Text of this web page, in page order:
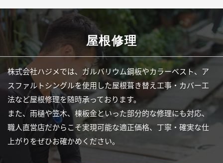
屋根修理
株式会社ハジメでは、ガルバリウム鋼板やカラーベスト、ア
スファルトシングルを使用した屋根葺き替え工事・カバー工
法など屋根修理を随時承っております。
また、雨樋や笠木、棟板金といった部分的な修理にも対応、
職人直営店だからこそ実現可能な適正価格、丁寧・確実な仕
上がりをぜひお確かめください。